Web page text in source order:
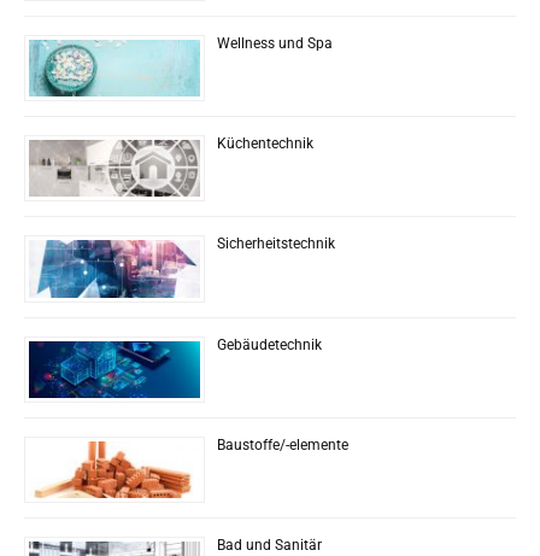
Wellness und Spa
Küchentechnik
Sicherheitstechnik
Gebäudetechnik
Baustoffe/-elemente
Bad und Sanitär